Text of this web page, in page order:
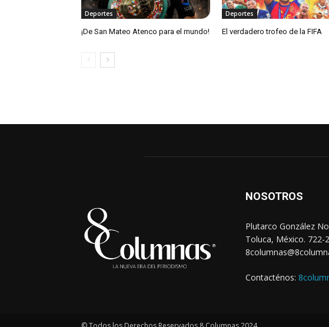
Deportes
¡De San Mateo Atenco para el mundo!
Deportes
El verdadero trofeo de la FIFA
NOSOTROS
Plutarco González
Toluca, México. 722-
Contacténos: